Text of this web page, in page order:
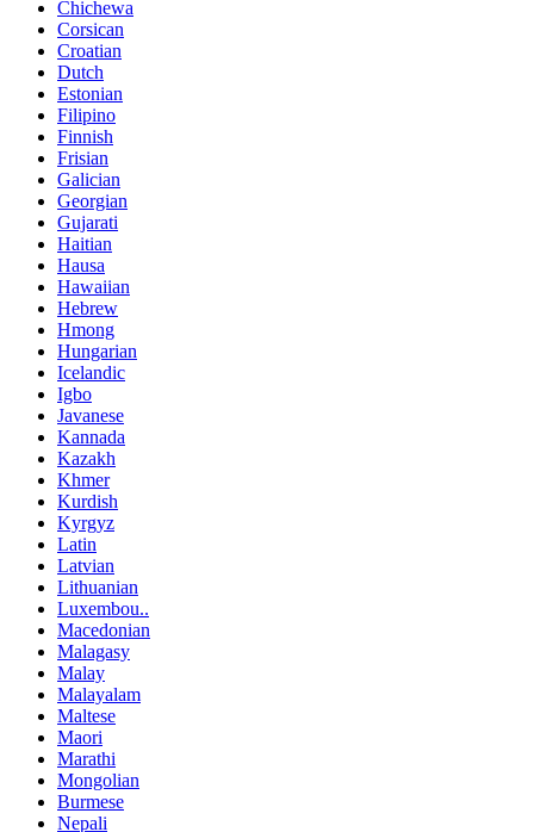
Chichewa
Corsican
Croatian
Dutch
Estonian
Filipino
Finnish
Frisian
Galician
Georgian
Gujarati
Haitian
Hausa
Hawaiian
Hebrew
Hmong
Hungarian
Icelandic
Igbo
Javanese
Kannada
Kazakh
Khmer
Kurdish
Kyrgyz
Latin
Latvian
Lithuanian
Luxembou..
Macedonian
Malagasy
Malay
Malayalam
Maltese
Maori
Marathi
Mongolian
Burmese
Nepali